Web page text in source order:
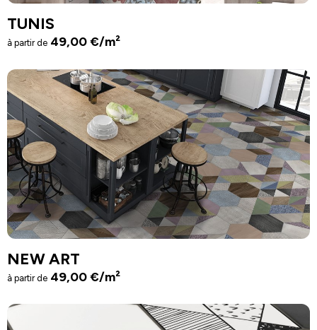
TUNIS
à partir de 49,00€/m²
NEW ART
à partir de 49,00€/m²